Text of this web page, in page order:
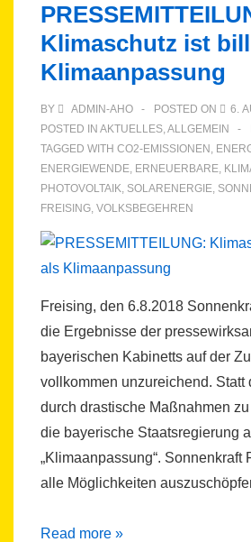
Klimaschutz ist
Klimaanpassung
BY ADMIN-AHO POSTED ON
6.
POSTED IN AKTUELLES,ALLGEMEIN
TAGGED WITH CO2-EMISSIONEN ,
ENERGIEWENDE, ERNEUERBARE,
PHOTOVOLTAIK, SOLARENERGIE,
FREISING, VOLKSBEGEHREN
Freising, den 6.8.2018
die Ergebnisse der
bayerischen Kabinetts auf der
vollkommen unzureichend. Statt
durch drastische Maßnahmen
die bayerische Staatsregierung
„Klimaanpassung“. Sonnenkraft
alle Möglichkeiten
PRESSEMITTEILUNG:
Read more »